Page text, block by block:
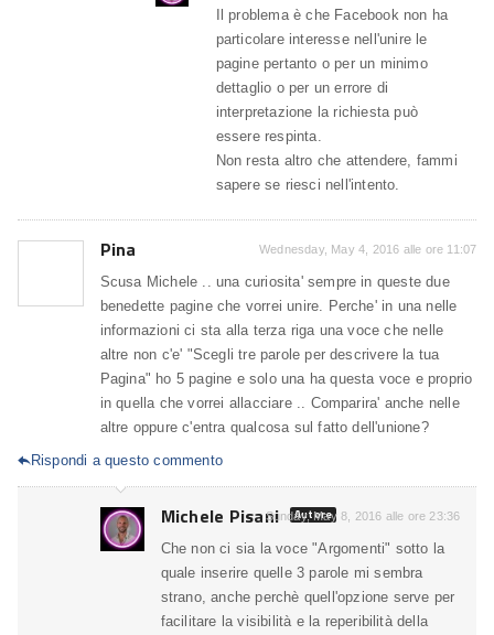
Il problema è che Facebook non ha
particolare interesse nell'unire le
pagine pertanto o per un minimo
dettaglio o per un errore di
interpretazione la richiesta può
essere respinta.
Non resta altro che attendere, fammi
sapere se riesci nell'intento.
Pina Wednesday, May 4, 2016 alle ore 11:07
Scusa Michele .. una curiosita' sempre in queste due
benedette pagine che vorrei unire. Perche' in una nelle
informazioni ci sta alla terza riga una voce che nelle
altre non c'e' "Scegli tre parole per descrivere la tua
Pagina" ho 5 pagine e solo una ha questa voce e proprio
in quella che vorrei allacciare .. Comparira' anche nelle
altre oppure c'entra qualcosa sul fatto dell'unione?
Rispondi a questo commento
Michele Pisani Autore
Sunday, May 8, 2016 alle ore 23:36
Che non ci sia la voce "Argomenti" sotto la
quale inserire quelle 3 parole mi sembra
strano, anche perchè quell'opzione serve per
facilitare la visibilità e la reperibilità della